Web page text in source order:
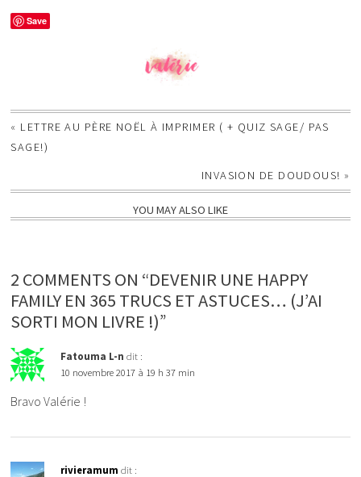
Save
« LETTRE AU PÈRE NOËL À IMPRIMER ( + QUIZ SAGE/ PAS
SAGE!)
INVASION DE DOUDOUS! »
YOU MAY ALSO LIKE
2 COMMENTS ON “DEVENIR UNE HAPPY
FAMILY EN 365 TRUCS ET ASTUCES… (J’AI
SORTI MON LIVRE !)”
Fatouma L-n dit :
10 novembre 2017 à 19 h 37 min
Bravo Valérie !
rivieramum dit :